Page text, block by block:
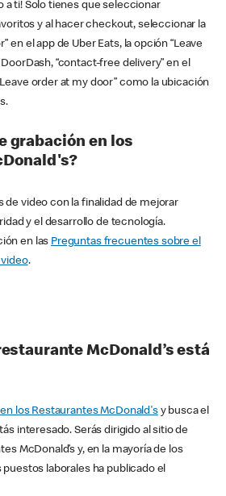
a ti! Solo tienes que seleccionar
y al hacer checkout, seleccionar la
en el app de Uber Eats, la opción “Leave
“contact-free delivery” en el
order at my door” como la ubicación
grabación en los
de video con la finalidad de mejorar
y el desarrollo de tecnología.
en las Preguntas frecuentes sobre el
.
McDonald’s está
los Restaurantes McDonald'sy busca el
interesado. Serás dirigido al sitio de
McDonald’s y, en la mayoría de los
laborales ha publicado el